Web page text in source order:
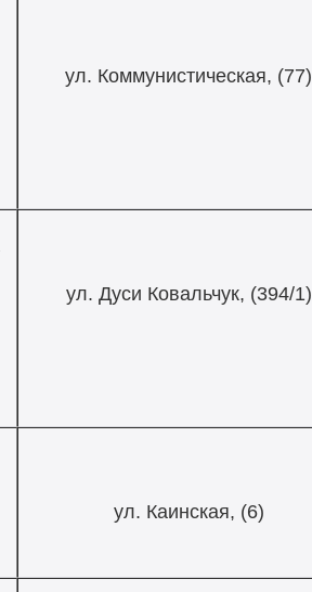
ул. Коммунистическая, (77)
ул. Дуси Ковальчук, (394/1)
ул. Каинская, (6)